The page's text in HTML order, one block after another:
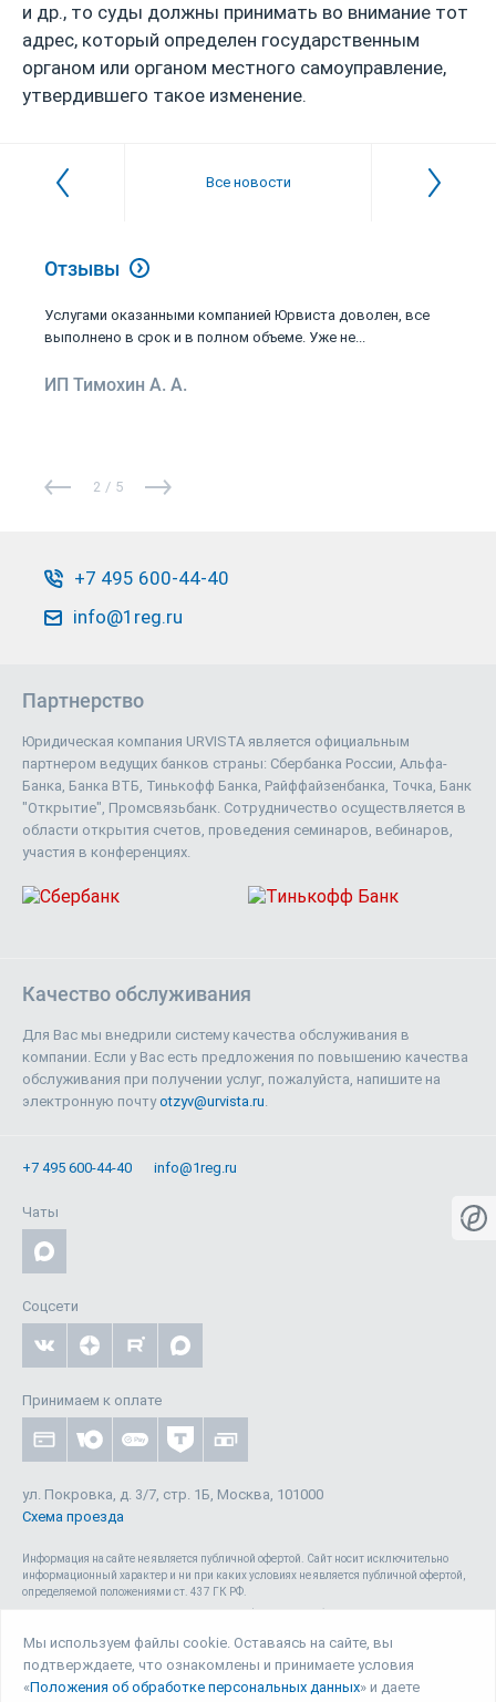
и др., то суды должны принимать во внимание тот
адрес, который определен государственным
органом или органом местного самоуправление,
утвердившего такое изменение.
Все новости
Отзывы
Услугами оказанными компанией Юрвиста доволен, все
выполнено в срок и в полном объеме. Уже не...
ИП Тимохин А. А.
2 / 5
+7 495 600-44-40
info@1reg.ru
Партнерство
Юридическая компания URVISTA является официальным
партнером ведущих банков страны: Сбербанка России, Альфа-
Банка, Банка ВТБ, Тинькофф Банка, Райффайзенбанка, Точка, Банк
"Открытие", Промсвязьбанк. Сотрудничество осуществляется в
области открытия счетов, проведения семинаров, вебинаров,
участия в конференциях.
Качество обслуживания
Для Вас мы внедрили систему качества обслуживания в
компании. Если у Вас есть предложения по повышению качества
обслуживания при получении услуг, пожалуйста, напишите на
электронную почтуotzyv@urvista.ru.
+7 495 600-44-40 info@1reg.ru
Чаты
Соцсети
Принимаем к оплате
ул. Покровка, д. 3/7, стр. 1Б, Москва, 101000
Схема проезда
Информация на сайте не является публичной офертой. Cайт носит исключительно
информационный характер и ни при каких условиях не является публичной офертой,
определяемой положениями ст. 437 ГК РФ.
(ОГРН: 1087746040140) , а также зарегистрирован в качестве СМИ. Запрещается
копирование (как для собственных нужд, так и с целью распространения) и любое
иное использование сайта, его элементов и материалов без письменного согласия
Мы используем файлы cookie. Оставаясь на сайте, вы
подтверждаете, что ознакомлены и принимаете условия
«Положения об обработке персональных данных» и даете